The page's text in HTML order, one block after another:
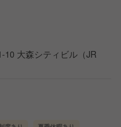
10 大森シティビル（JR